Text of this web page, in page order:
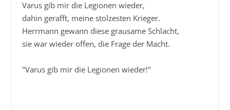
Varus gib mir die Legionen wieder,
dahin gerafft, meine stolzesten Krieger.
Herrmann gewann diese grausame Schlacht,
sie war wieder offen, die Frage der Macht.
"Varus gib mir die Legionen wieder!"